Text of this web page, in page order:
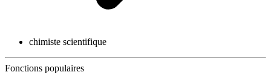
chimiste scientifique
Fonctions populaires